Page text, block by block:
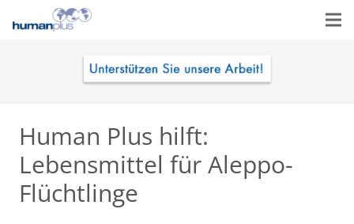
Human Plus hilft:
Lebensmittel für Aleppo-
Flüchtlinge